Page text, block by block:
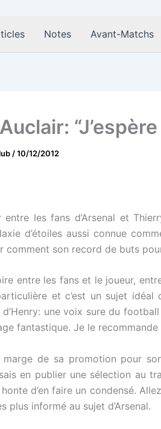
Notes Avant-Matchs
/10/12/2012
entre les fans d’Arsenal et
d’étoiles aussi connue
comment son record de buts
entre les fans et le joueur,
et c’est un sujet
d’Henry: une voix sure du
fantastique. Je le
marge de sa promotion pour
en publier une sélection au
d’en faire un condensé.
plus informé au sujet d’Arsenal.